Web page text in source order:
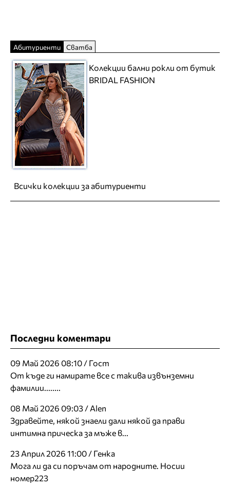
Абитуриенти Сватба
Колекции бални рокли от бутик
BRIDAL FASHION
Всички колекции за абитуриенти
Последни коментари
09 Май 2026 08:10 / Гост
От къде ги намирате все с такива извънземни
фамилии........
08 Май 2026 09:03 / Alen
Здравейте, някой знаели дали някой да прави
интимна прическа за мъже в...
23 Април 2026 11:00 / Генка
Мога ли да си поръчам от народните. Носии
номер223